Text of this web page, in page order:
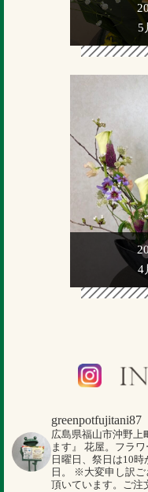
5
4
greenpotfujitani87
広島県福山市沖野上
ます』
花屋。フラワ
日曜日、祭日は10時
日。
※大変申し訳ご
頂いています。ご注